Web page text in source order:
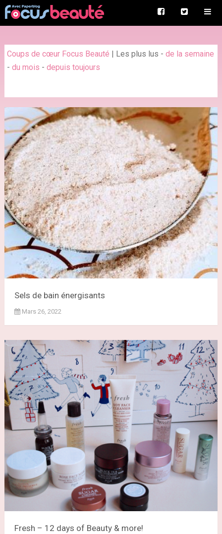
Coups de cœur Focus Beauté | Les plus lus - de la semaine
- du mois - depuis toujours
Sels de bain énergisants
Mars 26, 2022
Fresh – 12 days of Beauty & more!